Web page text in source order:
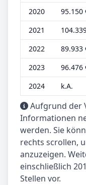
2020
95.150
2021
2022
89.933
2023
96.476
2024
k.A.
Aufgrund der
Informationen
werden. Sie
rechts scrollen,
anzuzeigen.
einschließlich
Stellen vor.